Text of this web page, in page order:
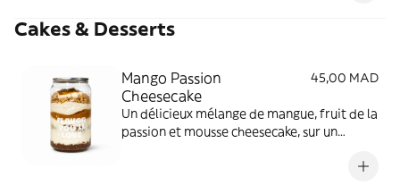
Cakes & Desserts
Mango Passion
Cheesecake
45,00 MAD
Un délicieux mélange de mangue, fruit de la
passion et mousse cheesecake, sur un
de la mangue fraîche et un zeste de citron